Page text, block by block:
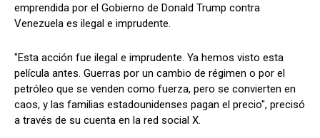
emprendida por el Gobierno de Donald Trump contra
Venezuela es ilegal e imprudente.
"Esta acción fue ilegal e imprudente. Ya hemos visto esta
película antes. Guerras por un cambio de régimen o por el
petróleo que se venden como fuerza, pero se convierten en
caos, y las familias estadounidenses pagan el precio", precisó
a través de su cuenta en la red social X.